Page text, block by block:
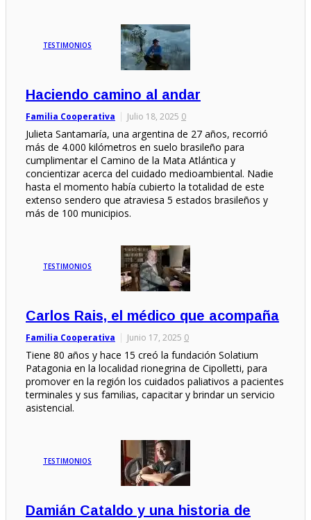
TESTIMONIOS
Haciendo camino al andar
Familia Cooperativa Julio 18, 2025 0
Julieta Santamaría, una argentina de 27 años, recorrió
más de 4.000 kilómetros en suelo brasileño para
cumplimentar el Camino de la Mata Atlántica y
concientizar acerca del cuidado medioambiental. Nadie
hasta el momento había cubierto la totalidad de este
extenso sendero que atraviesa 5 estados brasileños y
más de 100 municipios.
TESTIMONIOS
Carlos Rais, el médico que acompaña
Familia Cooperativa Junio 17, 2025 0
Tiene 80 años y hace 15 creó la fundación Solatium
Patagonia en la localidad rionegrina de Cipolletti, para
promover en la región los cuidados paliativos a pacientes
terminales y sus familias, capacitar y brindar un servicio
asistencial.
TESTIMONIOS
Damián Cataldo y una historia de